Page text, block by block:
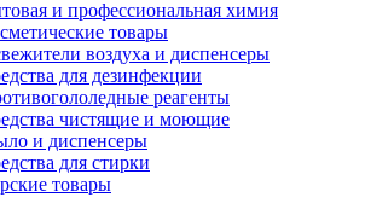
и профессиональная химия
товары
воздуха и диспенсеры
для дезинфекции
реагенты
чистящие и моющие
и диспенсеры
для стирки
товары